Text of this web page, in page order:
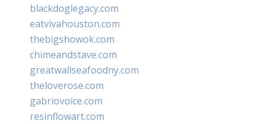
blackdoglegacy.com
eatvivahouston.com
thebigshowok.com
chimeandstave.com
greatwallseafoodny.com
theloverose.com
gabriovoice.com
resinflowart.com